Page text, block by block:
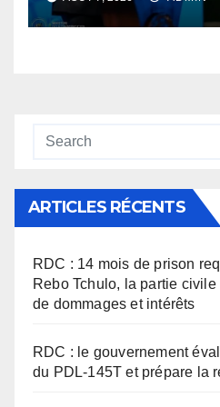
numérique des
publiques
ARTICLES RÉCENTS
RDC : 14 mois de prison
Rebo Tchulo, la partie
de dommages et intérêts
RDC : le gouvernement
du PDL-145T et prépare la